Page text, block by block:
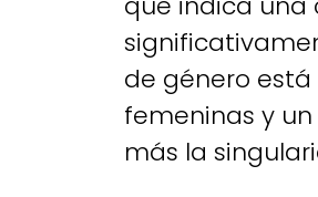
de género está
femeninas y
más la